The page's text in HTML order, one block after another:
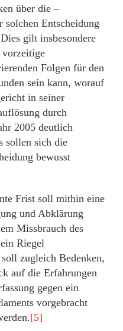
über die –
solchen Entscheidung
gilt insbesondere
Folgen für den
sein kann, worauf
in seiner
durch
2005 deutlich
sollen sich die
bewusst
Frist soll mithin eine
und Abklärung
Missbrauch des
Riegel
zugleich Bedenken,
auf die Erfahrungen
gegen ein
vorgebracht
[5]